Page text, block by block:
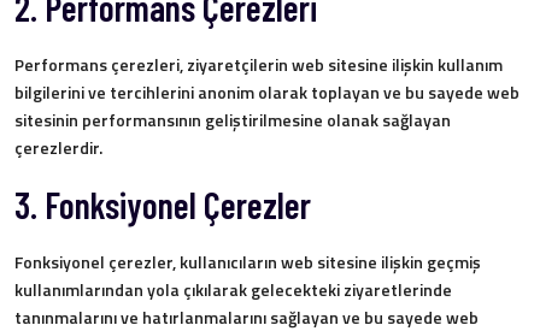
Performans çerezleri, ziyaretçilerin web sitesine ilişkin kullanım
bilgilerini ve tercihlerini anonim olarak toplayan ve bu sayede web
sitesinin performansının geliştirilmesine olanak sağlayan
çerezlerdir.
3. Fonksiyonel Çerezler
Fonksiyonel çerezler, kullanıcıların web sitesine ilişkin geçmiş
kullanımlarından yola çıkılarak gelecekteki ziyaretlerinde
tanınmalarını ve hatırlanmalarını sağlayan ve bu sayede web